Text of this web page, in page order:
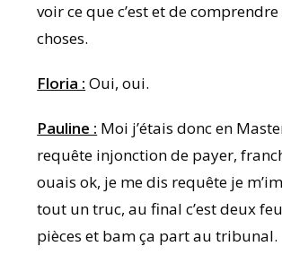
voir ce que c’est et de
choses.
Floria : Oui, oui.
Pauline : Moi j’étais donc en
requête injonction de payer,
ouais ok, je me dis requête je
tout un truc, au final c’est deux
pièces et bam ça part au tribunal.